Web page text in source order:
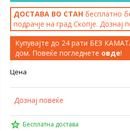
ДОСТАВА ВО СТАН бесплатно
подрачје на град Скопје. Дознај
Купувајте до 24 рати БЕЗ
дом. Повеќе погледнете овде!
Цена
Дознај повеќе
Бесплатна достава